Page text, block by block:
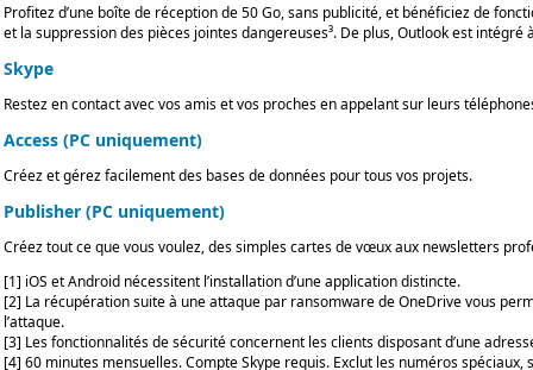
Profitez d’une boîte de réception de 50 Go, sans publicité, et bénéficiez de
et la suppression des pièces jointes dangereuses³. De plus, Outlook est
Skype
Restez en contact avec vos amis et vos proches en appelant sur leurs
Access (PC uniquement)
Créez et gérez facilement des bases de données pour tous vos projets.
Publisher (PC uniquement)
Créez tout ce que vous voulez, des simples cartes de vœux aux newsletters
[1] iOS et Android nécessitent l’installation d’une application distincte.
[2] La récupération suite à une attaque par ransomware de OneDrive vous
l’attaque.
[3] Les fonctionnalités de sécurité concernent les clients disposant d’une
[4] 60 minutes mensuelles. Compte Skype requis. Exclut les numéros